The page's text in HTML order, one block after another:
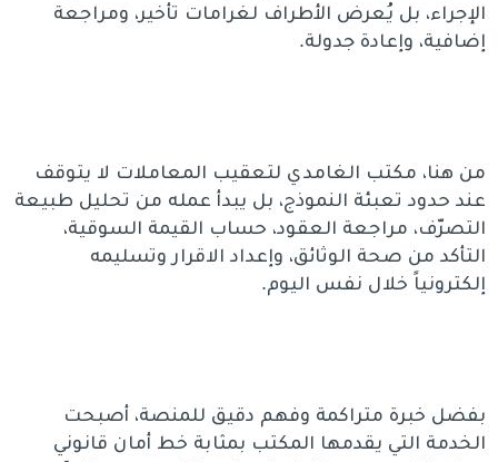
الإجراء، بل يُعرض الأطراف لغرامات تأخير، ومراجعة
إضافية، وإعادة جدولة.
من هنا، مكتب الغامدي لتعقيب المعاملات لا يتوقف
عند حدود تعبئة النموذج، بل يبدأ عمله من تحليل طبيعة
التصرّف، مراجعة العقود، حساب القيمة السوقية،
التأكد من صحة الوثائق، وإعداد الاقرار وتسليمه
إلكترونياً خلال نفس اليوم.
بفضل خبرة متراكمة وفهم دقيق للمنصة، أصبحت
الخدمة التي يقدمها المكتب بمثابة خط أمان قانوني